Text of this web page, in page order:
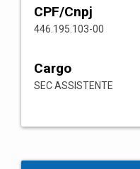
CPF/Cnpj
446.195.103-00
Cargo
SEC ASSISTENTE